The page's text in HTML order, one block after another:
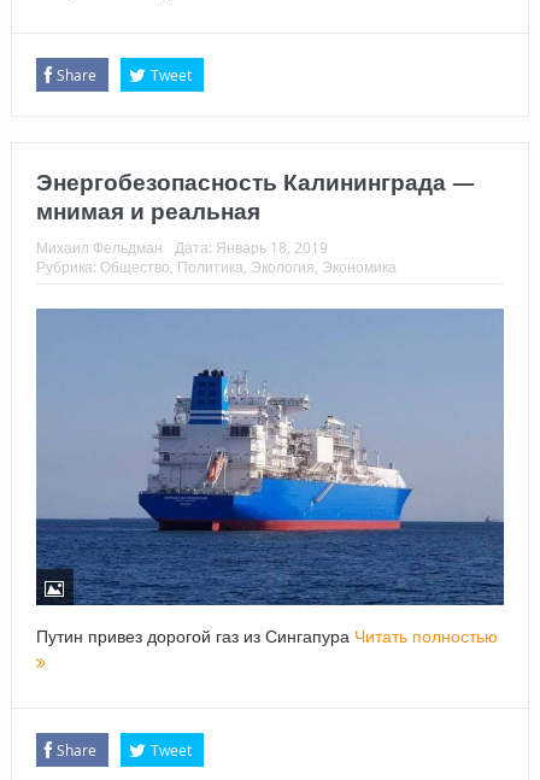
Share Tweet
Энергобезопасность Калининграда —
мнимая и реальная
Михаил Фельдман Дата: Январь 18, 2019
Рубрика: Общество Политика Экология Экономика
Путин привез дорогой газ из Сингапура Читать полностью
Share Tweet